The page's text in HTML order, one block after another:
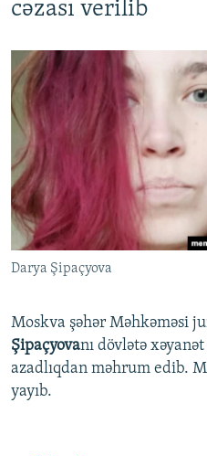
cəzası verilib
Darya Şipaçyova
Moskva şəhər Məhkəməsi
Şipaçyovanı dövlətə
azadlıqdan məhrum edib.
yayıb.